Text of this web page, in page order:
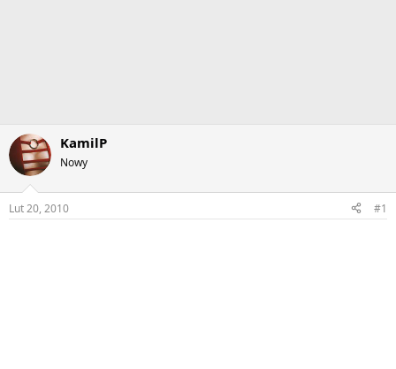
KamilP
Nowy
Lut 20, 2010 #1